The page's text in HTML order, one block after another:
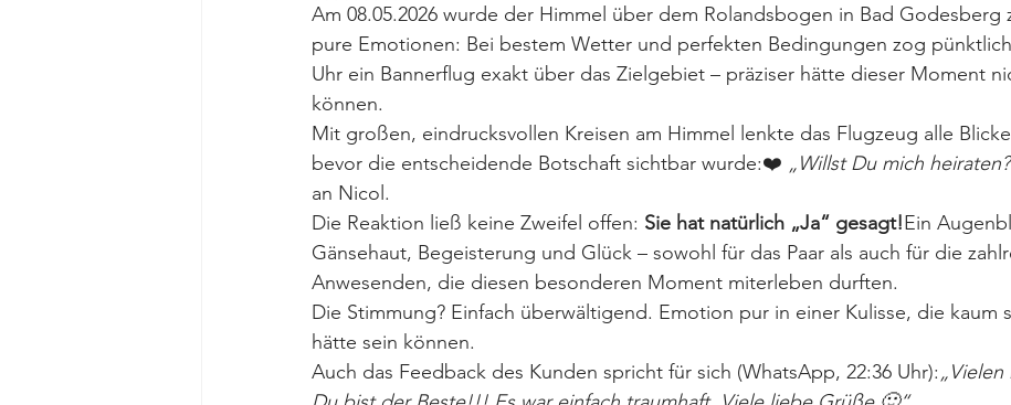
Am 08.05.2026 wurde der Himmel über dem Rolandsbogen in Bad Godesberg
pure Emotionen: Bei bestem Wetter und perfekten Bedingungen zog
Uhr ein Bannerflug exakt über das Zielgebiet – präziser hätte dieser Moment
können.
Mit großen, eindrucksvollen Kreisen am Himmel lenkte das Flugzeug alle
bevor die entscheidende Botschaft sichtbar wurde:❤️ „Willst Du mich
an Nicol.
Die Reaktion ließ keine Zweifel offen: Sie hat natürlich „Ja“ gesagt!Ein
Gänsehaut, Begeisterung und Glück – sowohl für das Paar als auch für die
Anwesenden, die diesen besonderen Moment miterleben durften.
Die Stimmung? Einfach überwältigend. Emotion pur in einer Kulisse, die kaum
hätte sein können.
Auch das Feedback des Kunden spricht für sich (WhatsApp, 22:36 Uhr):„Vielen